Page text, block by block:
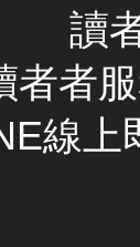
讀
者者
線上